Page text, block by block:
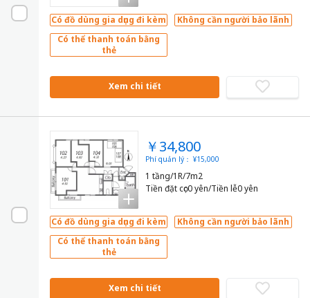
Có đồ dùng gia dụng đi kèm
Không cần người bảo lãnh
Có thể thanh toán bằng
thẻ
Xem chi tiết
￥34,800
Phí quản lý： ¥15,000
1 tầng/1R/7m2
Tiền đặt cọc0 yên/Tiền lễ0 yên
Có đồ dùng gia dụng đi kèm
Không cần người bảo lãnh
Có thể thanh toán bằng
thẻ
Xem chi tiết